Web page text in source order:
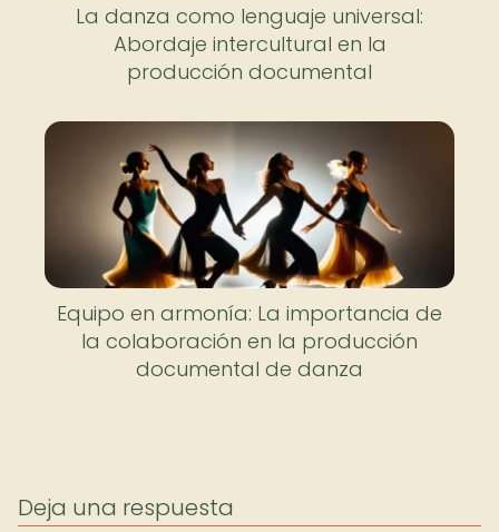
La danza como lenguaje universal:
Abordaje intercultural en la
producción documental
Equipo en armonía: La importancia de
la colaboración en la producción
documental de danza
Deja una respuesta